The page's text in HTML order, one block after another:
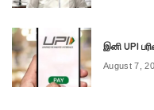
இனி UPI
August 7,